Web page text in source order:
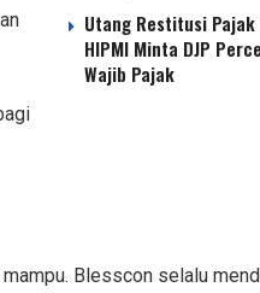
Utang Restitusi Pajak
HIPMI Minta DJP
Wajib Pajak
Blesscon selalu